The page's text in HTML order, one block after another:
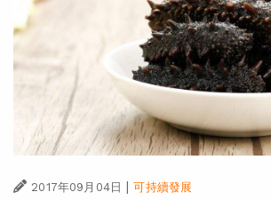
2017年09月04日 | 可持續發展